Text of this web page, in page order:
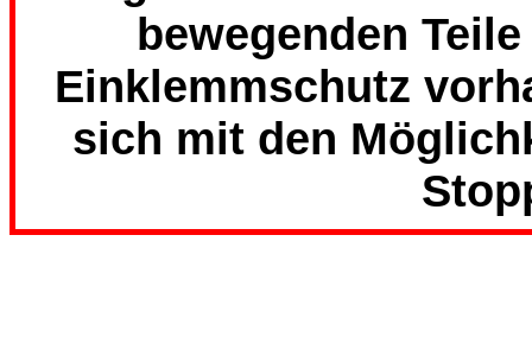
bewegenden
Einklemmschutz
sich mit den